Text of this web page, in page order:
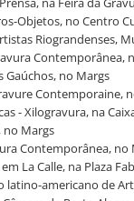
Objetos, no Centro
Riograndenses,
Contemporânea,
Gaúchos, no Margs
Contemporaine,
- Xilogravura, na
no Margs
Contemporânea, no
La Calle, na Plaza
latino-americano de